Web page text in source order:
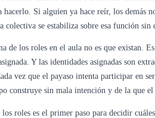
hacerlo. Si alguien ya hace reír, los demás
colectiva se estabiliza sobre esa función sin
de los roles en el aula no es que existan.
Y las identidades asignadas son
vez que el payaso intenta participar en
construye sin mala intención y de la que
roles es el primer paso para decidir